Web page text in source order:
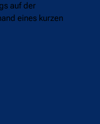
auf der
eines kurzen